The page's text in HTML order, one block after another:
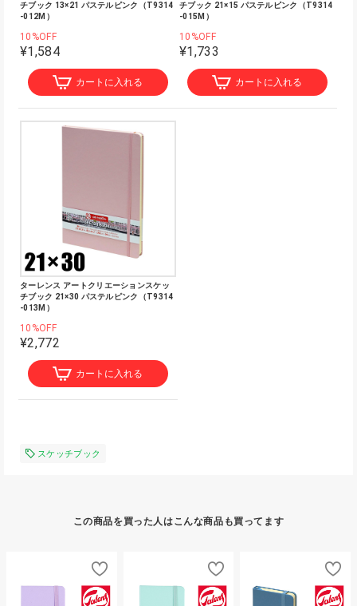
チブック 13×21 パステルピンク（T9314
-012M）
10%OFF
¥1,584
カートに入れる
チブック 21×15 パステルピンク（T9314
-015M）
10%OFF
¥1,733
カートに入れる
ターレンス アートクリエーションスケッ
チブック 21×30 パステルピンク（T9314
-013M）
10%OFF
¥2,772
カートに入れる
スケッチブック
この商品を買った人はこんな商品も買ってます